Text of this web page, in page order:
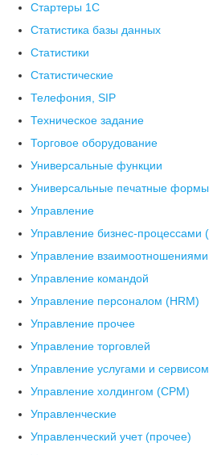
Стартеры 1С
Статистика базы данных
Статистики
Статистические
Телефония, SIP
Техническое задание
Торговое оборудование
Универсальные функции
Универсальные печатные формы
Управление
Управление бизнес-процессами
Управление
Управление командой
Управление персоналом (HRM)
Управление прочее
Управление торговлей
Управление услугами и сервисом
Управление холдингом (CPM)
Управленческие
Управленческий учет (прочее)